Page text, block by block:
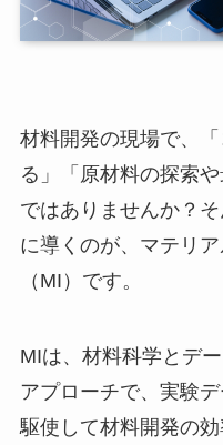
材料開発の現場で、
る」「原材料の探索
ではありませんか？
に導くのが、マテリ
（MI）です。
MIは、材料科学とデ
アプローチで、実験
駆使して材料開発の